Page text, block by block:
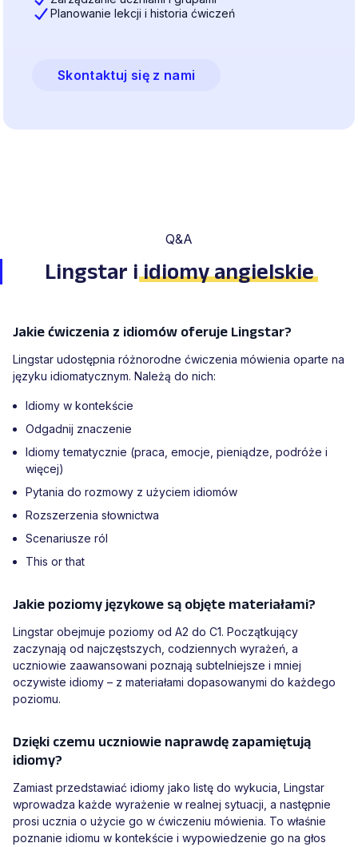
Planowanie lekcji i historia ćwiczeń
Skontaktuj się z nami
Q&A
Lingstar iidiomy angielskie
Jakie ćwiczenia z idiomów oferuje Lingstar?
Lingstar udostępnia różnorodne ćwiczenia mówienia oparte na
języku idiomatycznym. Należą do nich:
Idiomy w kontekście
Odgadnij znaczenie
Idiomy tematycznie (praca, emocje, pieniądze, podróże i
więcej)
Pytania do rozmowy z użyciem idiomów
Rozszerzenia słownictwa
Scenariusze ról
This or that
Jakie poziomy językowe są objęte materiałami?
Lingstar obejmuje poziomy od A2 do C1. Początkujący
zaczynają od najczęstszych, codziennych wyrażeń, a
uczniowie zaawansowani poznają subtelniejsze i mniej
oczywiste idiomy – z materiałami dopasowanymi do każdego
poziomu.
Dzięki czemu uczniowie naprawdę zapamiętują
idiomy?
Zamiast przedstawiać idiomy jako listę do wykucia, Lingstar
wprowadza każde wyrażenie w realnej sytuacji, a następnie
prosi ucznia o użycie go w ćwiczeniu mówienia. To właśnie
poznanie idiomu w kontekście i wypowiedzenie go na głos